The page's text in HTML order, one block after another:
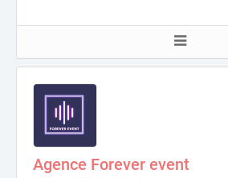
Agence Forever event